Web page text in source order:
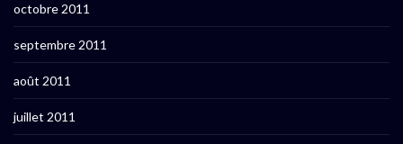
octobre 2011
septembre 2011
août 2011
juillet 2011